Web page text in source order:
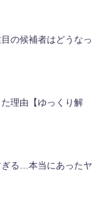
の候補者はどうなっ
理由【ゆっくり解
ぎる…本当にあったヤ